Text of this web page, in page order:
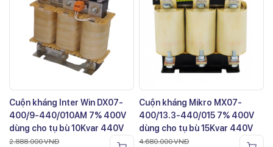
Cuộn kháng Inter Win DX07-
400/9-440/010AM 7% 400V
dùng cho tụ bù 10Kvar 440V
2.888.000VNĐ
Cuộn kháng Mikro MX07-
400/13.3-440/015 7% 400V
dùng cho tụ bù 15Kvar 440V
4.680.000VNĐ